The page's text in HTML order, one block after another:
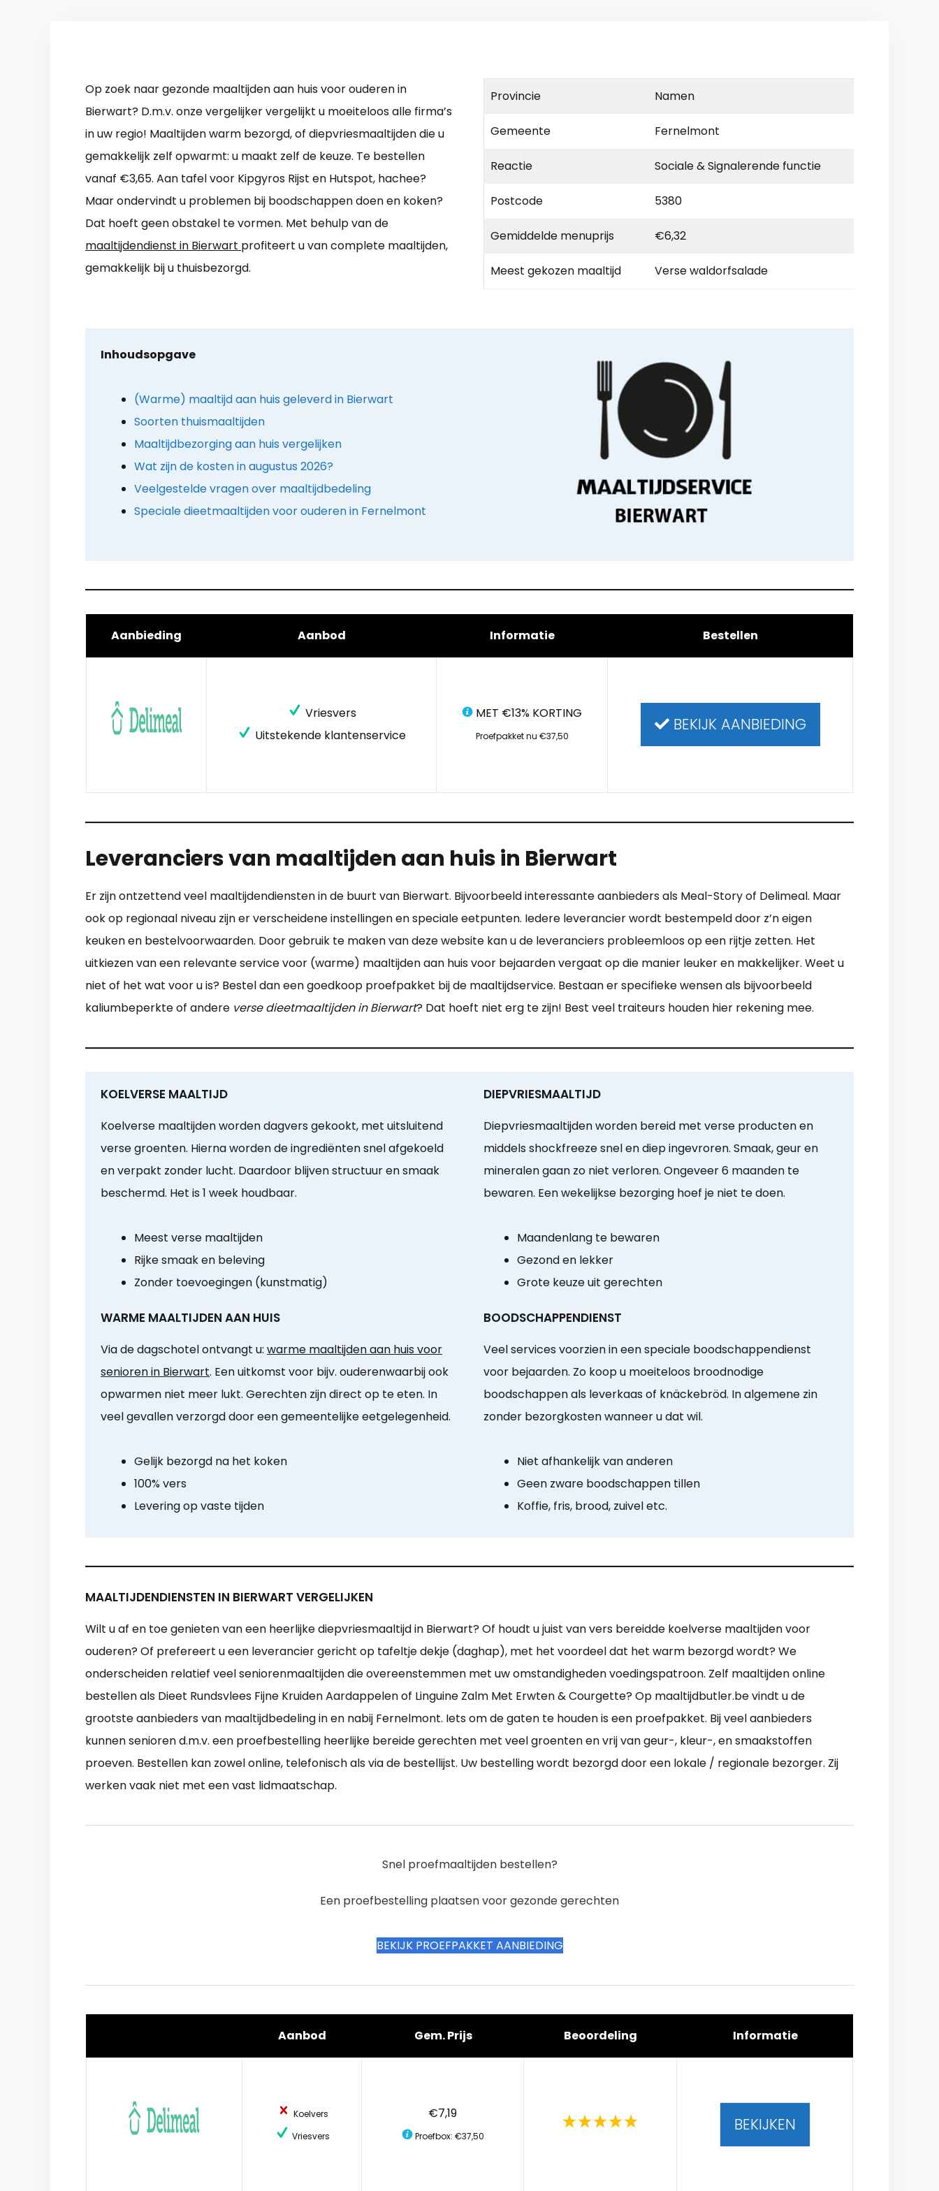
Op zoek naar gezonde maaltijden aan huis voor ouderen in
Bierwart? D.m.v. onze vergelijker vergelijkt u moeiteloos alle firma’s
in uw regio! Maaltijden warm bezorgd, of diepvriesmaaltijden die u
gemakkelijk zelf opwarmt: u maakt zelf de keuze. Te bestellen
vanaf €3,65. Aan tafel voor Kipgyros Rijst en Hutspot, hachee?
Maar ondervindt u problemen bij boodschappen doen en koken?
Dat hoeft geen obstakel te vormen. Met behulp van de
maaltijdendienst in Bierwart profiteert u van complete maaltijden,
gemakkelijk bij u thuisbezorgd.
Provincie Namen
Gemeente Fernelmont
Reactie Sociale & Signalerende functie
Postcode 5380
Gemiddelde menuprijs €6,32
Meest gekozen maaltijd Verse waldorfsalade
Inhoudsopgave
(Warme) maaltijd aan huis geleverd in Bierwart
Soorten thuismaaltijden
Maaltijdbezorging aan huis vergelijken
Wat zijn de kosten in augustus 2026?
Veelgestelde vragen over maaltijdbedeling
Speciale dieetmaaltijden voor ouderen in Fernelmont
Aanbieding Aanbod Informatie Bestellen
Vriesvers
Uitstekende klantenservice
MET €13% KORTING
Proefpakket nu €37,50
BEKIJK AANBIEDING
Leveranciers van maaltijden aan huis in Bierwart
Er zijn ontzettend veel maaltijdendiensten in de buurt van Bierwart. Bijvoorbeeld interessante aanbieders als Meal-Story of Delimeal. Maar
ook op regionaal niveau zijn er verscheidene instellingen en speciale eetpunten. Iedere leverancier wordt bestempeld door z’n eigen
keuken en bestelvoorwaarden. Door gebruik te maken van deze website kan u de leveranciers probleemloos op een rijtje zetten. Het
uitkiezen van een relevante service voor (warme) maaltijden aan huis voor bejaarden vergaat op die manier leuker en makkelijker. Weet u
niet of het wat voor u is? Bestel dan een goedkoop proefpakket bij de maaltijdservice. Bestaan er specifieke wensen als bijvoorbeeld
kaliumbeperkte of andere verse dieetmaaltijden in Bierwart? Dat hoeft niet erg te zijn! Best veel traiteurs houden hier rekening mee.
KOELVERSE MAALTIJD
Koelverse maaltijden worden dagvers gekookt, met uitsluitend
verse groenten. Hierna worden de ingrediënten snel afgekoeld
en verpakt zonder lucht. Daardoor blijven structuur en smaak
beschermd. Het is 1 week houdbaar.
Meest verse maaltijden
Rijke smaak en beleving
Zonder toevoegingen (kunstmatig)
DIEPVRIESMAALTIJD
Diepvriesmaaltijden worden bereid met verse producten en
middels shockfreeze snel en diep ingevroren. Smaak, geur en
mineralen gaan zo niet verloren. Ongeveer 6 maanden te
bewaren. Een wekelijkse bezorging hoef je niet te doen.
Maandenlang te bewaren
Gezond en lekker
Grote keuze uit gerechten
WARME MAALTIJDEN AAN HUIS
Via de dagschotel ontvangt u: warme maaltijden aan huis voor
senioren in Bierwart. Een uitkomst voor bijv. ouderenwaarbij ook
opwarmen niet meer lukt. Gerechten zijn direct op te eten. In
veel gevallen verzorgd door een gemeentelijke eetgelegenheid.
Gelijk bezorgd na het koken
100% vers
Levering op vaste tijden
BOODSCHAPPENDIENST
Veel services voorzien in een speciale boodschappendienst
voor bejaarden. Zo koop u moeiteloos broodnodige
boodschappen als leverkaas of knäckebröd. In algemene zin
zonder bezorgkosten wanneer u dat wil.
Niet afhankelijk van anderen
Geen zware boodschappen tillen
Koffie, fris, brood, zuivel etc.
MAALTIJDENDIENSTEN IN BIERWART VERGELIJKEN
Wilt u af en toe genieten van een heerlijke diepvriesmaaltijd in Bierwart? Of houdt u juist van vers bereidde koelverse maaltijden voor
ouderen? Of prefereert u een leverancier gericht op tafeltje dekje (daghap), met het voordeel dat het warm bezorgd wordt? We
onderscheiden relatief veel seniorenmaaltijden die overeenstemmen met uw omstandigheden voedingspatroon. Zelf maaltijden online
bestellen als Dieet Rundsvlees Fijne Kruiden Aardappelen of Linguine Zalm Met Erwten & Courgette? Op maaltijdbutler.be vindt u de
grootste aanbieders van maaltijdbedeling in en nabij Fernelmont. Iets om de gaten te houden is een proefpakket. Bij veel aanbieders
kunnen senioren d.m.v. een proefbestelling heerlijke bereide gerechten met veel groenten en vrij van geur-, kleur-, en smaakstoffen
proeven. Bestellen kan zowel online, telefonisch als via de bestellijst. Uw bestelling wordt bezorgd door een lokale / regionale bezorger. Zij
werken vaak niet met een vast lidmaatschap.
Snel proefmaaltijden bestellen?
Een proefbestelling plaatsen voor gezonde gerechten
BEKIJK PROEFPAKKET AANBIEDING
Aanbod Gem. Prijs Beoordeling Informatie
Koelvers
Vriesvers
€7,19
Proefbox: €37,50
BEKIJKEN